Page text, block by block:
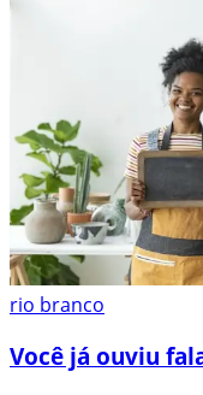
rio branco
Você já ouviu